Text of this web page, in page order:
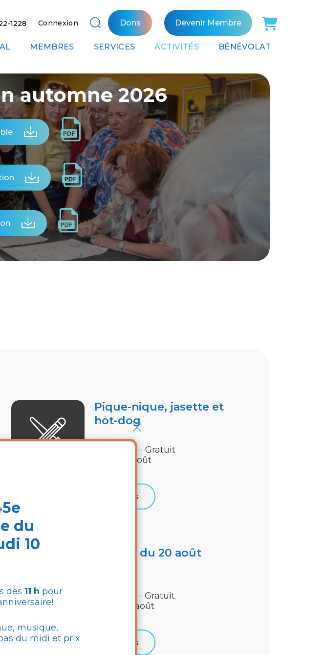
1228 Connexion Dons Devenir Membre Panier
MEMBRES SERVICES ACTIVITÉS BÉNÉVOLAT
automne 2026
Pique-nique, jasette et
hot-dog
Jeudi 13 août
Pour tous - Gratuit
Détails
Cinéma du 20 août
Jeudi 20 août
Membres - Gratuit
Détails
×
du
10
dès 11 h pour
musique,
du midi et prix